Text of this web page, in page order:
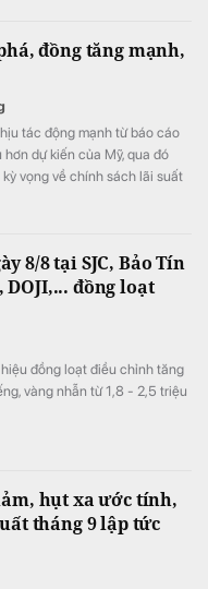
đồng tăng mạnh,
tác động mạnh từ báo cáo
hơn dự kiến của Mỹ, qua đó
vọng về chính sách lãi suất
mạnh do những diễn biến
đột Mỹ-Iran và eo biển
8/8 tại SJC, Bảo Tín
đồng loạt
đồng loạt điều chỉnh tăng
vàng nhẫn từ 1,8 - 2,5 triệu
hụt xa ước tính,
tháng 9 lập tức